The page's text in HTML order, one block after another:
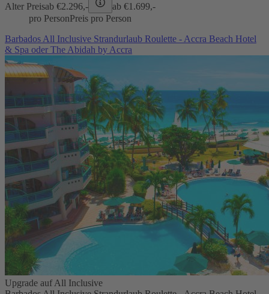
Alter Preisab €2.296,- ab €1.699,-
pro PersonPreis pro Person
Barbados All Inclusive Strandurlaub Roulette - Accra Beach Hotel
& Spa oder The Abidah by Accra
Upgrade auf All Inclusive